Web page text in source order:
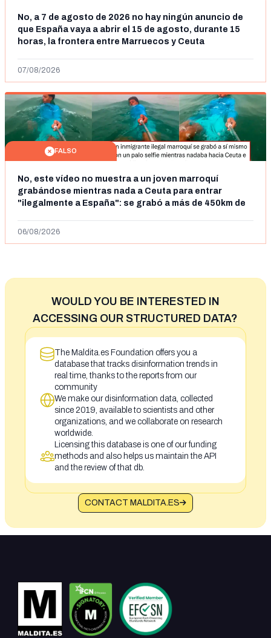
No, a 7 de agosto de 2026 no hay ningún anuncio de
que España vaya a abrir el 15 de agosto, durante 15
horas, la frontera entre Marruecos y Ceuta
07/08/2026
FALSO
No, este vídeo no muestra a un joven marroquí
grabándose mientras nada a Ceuta para entrar
"ilegalmente a España": se grabó a más de 450km de
06/08/2026
WOULD YOU BE INTERESTED IN
ACCESSING OUR STRUCTURED DATA?
The Maldita.es Foundation offers you a
database that tracks disinformation trends in
real time, thanks to the reports from our
community
We make our disinformation data, collected
since 2019, available to scientists and other
organizations, and we collaborate on research
worldwide.
Licensing this database is one of our funding
methods and also helps us maintain the API
and the review of that db.
CONTACT MALDITA.ES